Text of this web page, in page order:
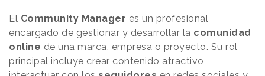
El Community Manager es un profesional
encargado de gestionar y desarrollar la comunidad
online de una marca, empresa o proyecto. Su rol
principal incluye crear contenido atractivo,